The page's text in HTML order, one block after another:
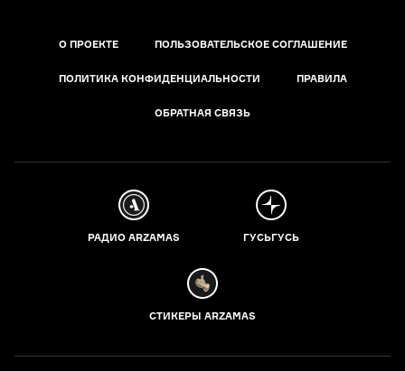
О ПРОЕКТЕ ПОЛЬЗОВАТЕЛЬСКОЕ СОГЛАШЕНИЕ
ПОЛИТИКА КОНФИДЕНЦИАЛЬНОСТИ ПРАВИЛА
ОБРАТНАЯ СВЯЗЬ
РАДИО ARZAMAS ГУСЬГУСЬ
СТИКЕРЫ ARZAMAS